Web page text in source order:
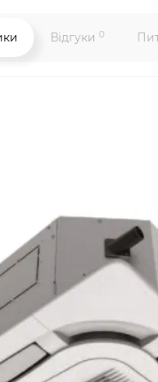
Відгуки 0